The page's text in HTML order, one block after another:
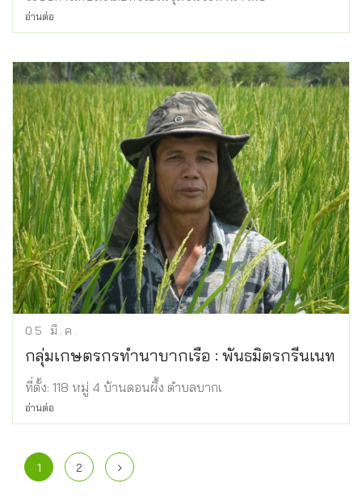
อ่านต่อ
05 มี.ค.
กลุ่มเกษตรกรทำนาบากเรือ : พันธมิตรกรีนเนท
ที่ตั้ง: 118 หมู่ 4 บ้านดอนผึ้ง ตำบลบากเ
อ่านต่อ
1 2